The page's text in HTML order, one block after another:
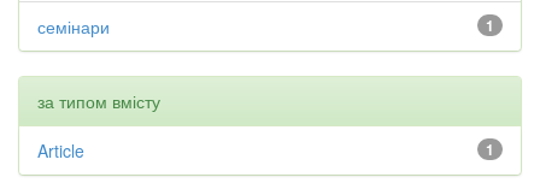
1
семінари
за типом вмісту
1
Article